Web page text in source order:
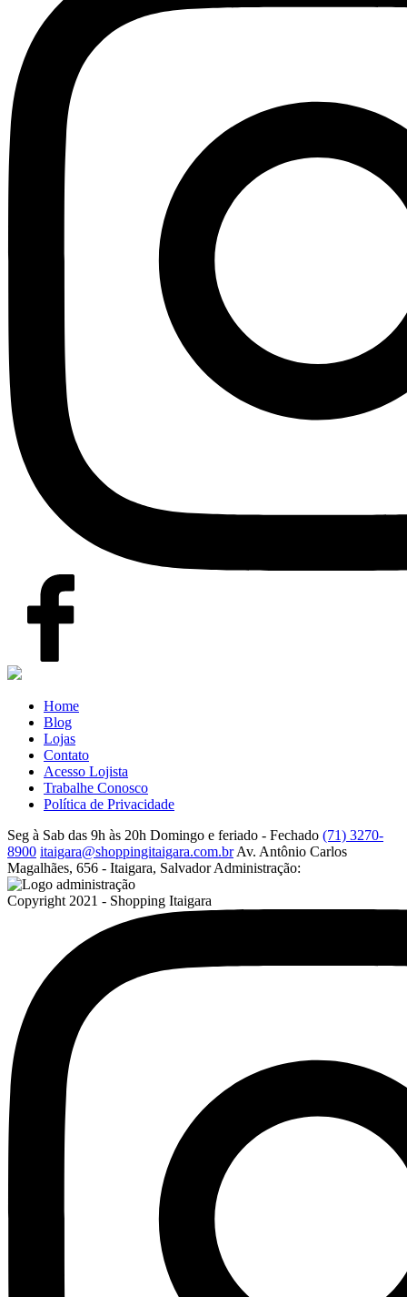
Home
Blog
Lojas
Contato
Acesso Lojista
Trabalhe Conosco
Política de Privacidade
Seg à Sab das 9h às 20h Domingo e feriado - Fechado (71) 3270-
8900 itaigara@shoppingitaigara.com.brAv. Antônio Carlos
Magalhães, 656 - Itaigara, SalvadorAdministração:
Copyright 2021 - Shopping Itaigara